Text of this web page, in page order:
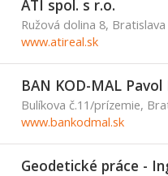
ATI spol. s r.o.
Ružová dolina 8,
www.atireal.sk
BAN KOD-MAL Pavol
Bulíkova č.11/prízemie,
www.bankodmal.sk